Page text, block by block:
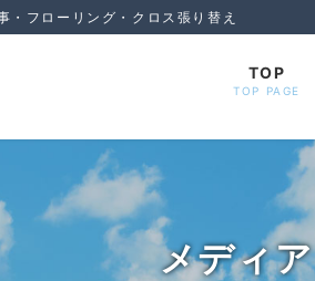
フローリング・クロス張り替え
TOP
TOP PAGE
メディア